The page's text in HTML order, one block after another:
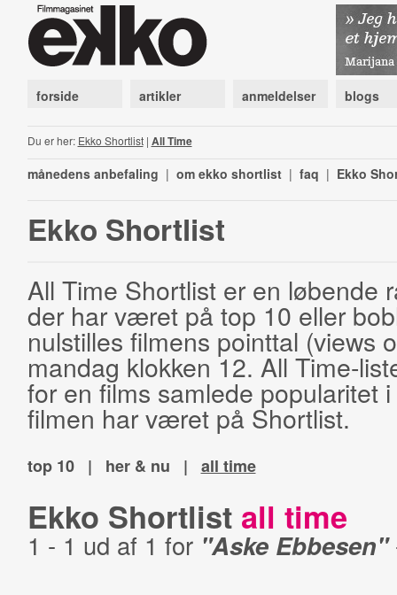
forside artikler anmeldelser blogs
Du er her: Ekko Shortlist| All Time
månedens anbefaling | om ekko shortlist | faq | Ekko
Ekko Shortlist
All Time Shortlist er en løbende
der har været på top 10 eller
nulstilles filmens pointtal (views
mandag klokken 12. All Time-
for en films samlede popularitet
filmen har været på Shortlist.
top 10 | her & nu | all time
Ekko Shortlist all time
1 - 1 ud af 1 for "Aske Ebbesen"